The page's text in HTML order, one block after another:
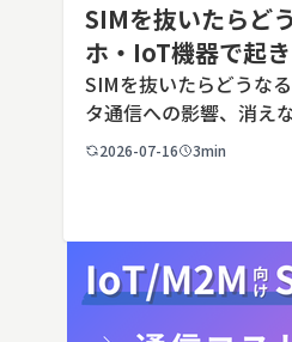
SIMを抜いたらど
ホ・IoT機器で起
点を解説
SIMを抜いたらどうな
タ通信への影響、消え
端末譲渡時の注意点を
2026-07-16 3min